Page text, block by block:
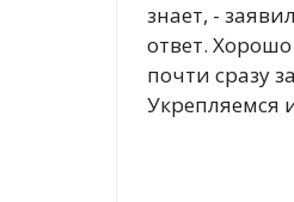
знает, -
ответ.
почти сразу
Укрепляемся